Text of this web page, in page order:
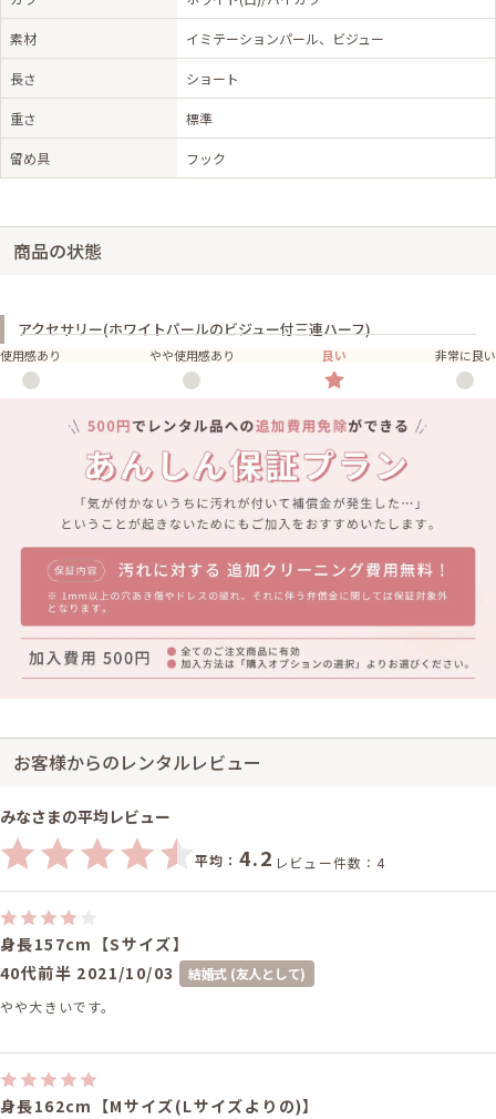
素材 イミテーションパール、ビジュー
長さ ショート
重さ 標準
留め具 フック
商品の状態
アクセサリー(ホワイトパールのビジュー付三連ハーフ)
使用感あり やや使用感あり 良い 非常に良い
お客様からのレンタルレビュー
みなさまの平均レビュー
平均： 4.2 レビュー件数：4
身長157cm【Sサイズ】
40代前半 2021/10/03
結婚式 (友人として)
やや大きいです。
身長162cm【Mサイズ(Lサイズよりの)】